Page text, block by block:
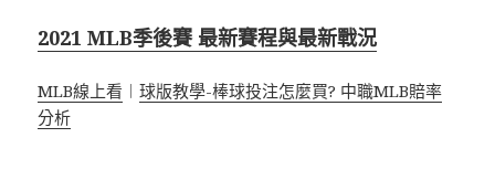
2021 MLB季後賽 最新賽程與最新戰況
MLB線上看 ︱球版教學-棒球投注怎麼買? 中職MLB賠率
分析